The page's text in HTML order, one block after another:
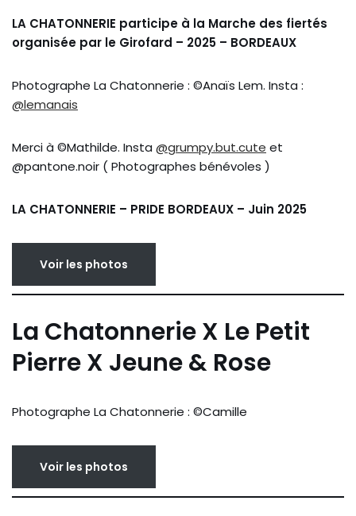
LA CHATONNERIE participe à la Marche des fiertés
organisée par le Girofard – 2025 – BORDEAUX
Photographe La Chatonnerie : ©Anaïs Lem. Insta :
@lemanais
Merci à ©Mathilde. Insta @grumpy.but.cute et
@pantone.noir ( Photographes bénévoles )
LA CHATONNERIE – PRIDE BORDEAUX – Juin 2025
Voir les photos
La Chatonnerie X Le Petit
Pierre X Jeune & Rose
Photographe La Chatonnerie : ©Camille
Voir les photos